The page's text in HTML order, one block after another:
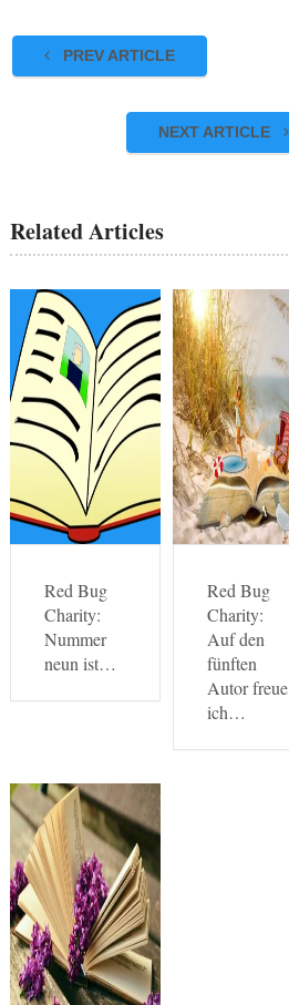
PREV ARTICLE
NEXT ARTICLE
Related Articles
Red Bug
Charity:
Nummer
neun ist…
Red Bug
Charity:
Auf den
fünften
Autor freue
ich…